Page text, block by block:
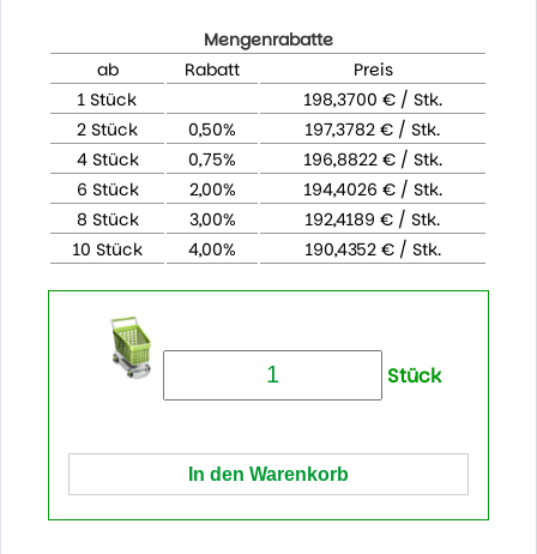
Mengenrabatte
ab
Rabatt
Preis
1 Stück
198,3700 € / Stk.
2 Stück
0,50%
197,3782 € / Stk.
4 Stück
0,75%
196,8822 € / Stk.
6 Stück
2,00%
194,4026 € / Stk.
8 Stück
3,00%
192,4189 € / Stk.
10 Stück
4,00% 190,4352 € / Stk.
Stück